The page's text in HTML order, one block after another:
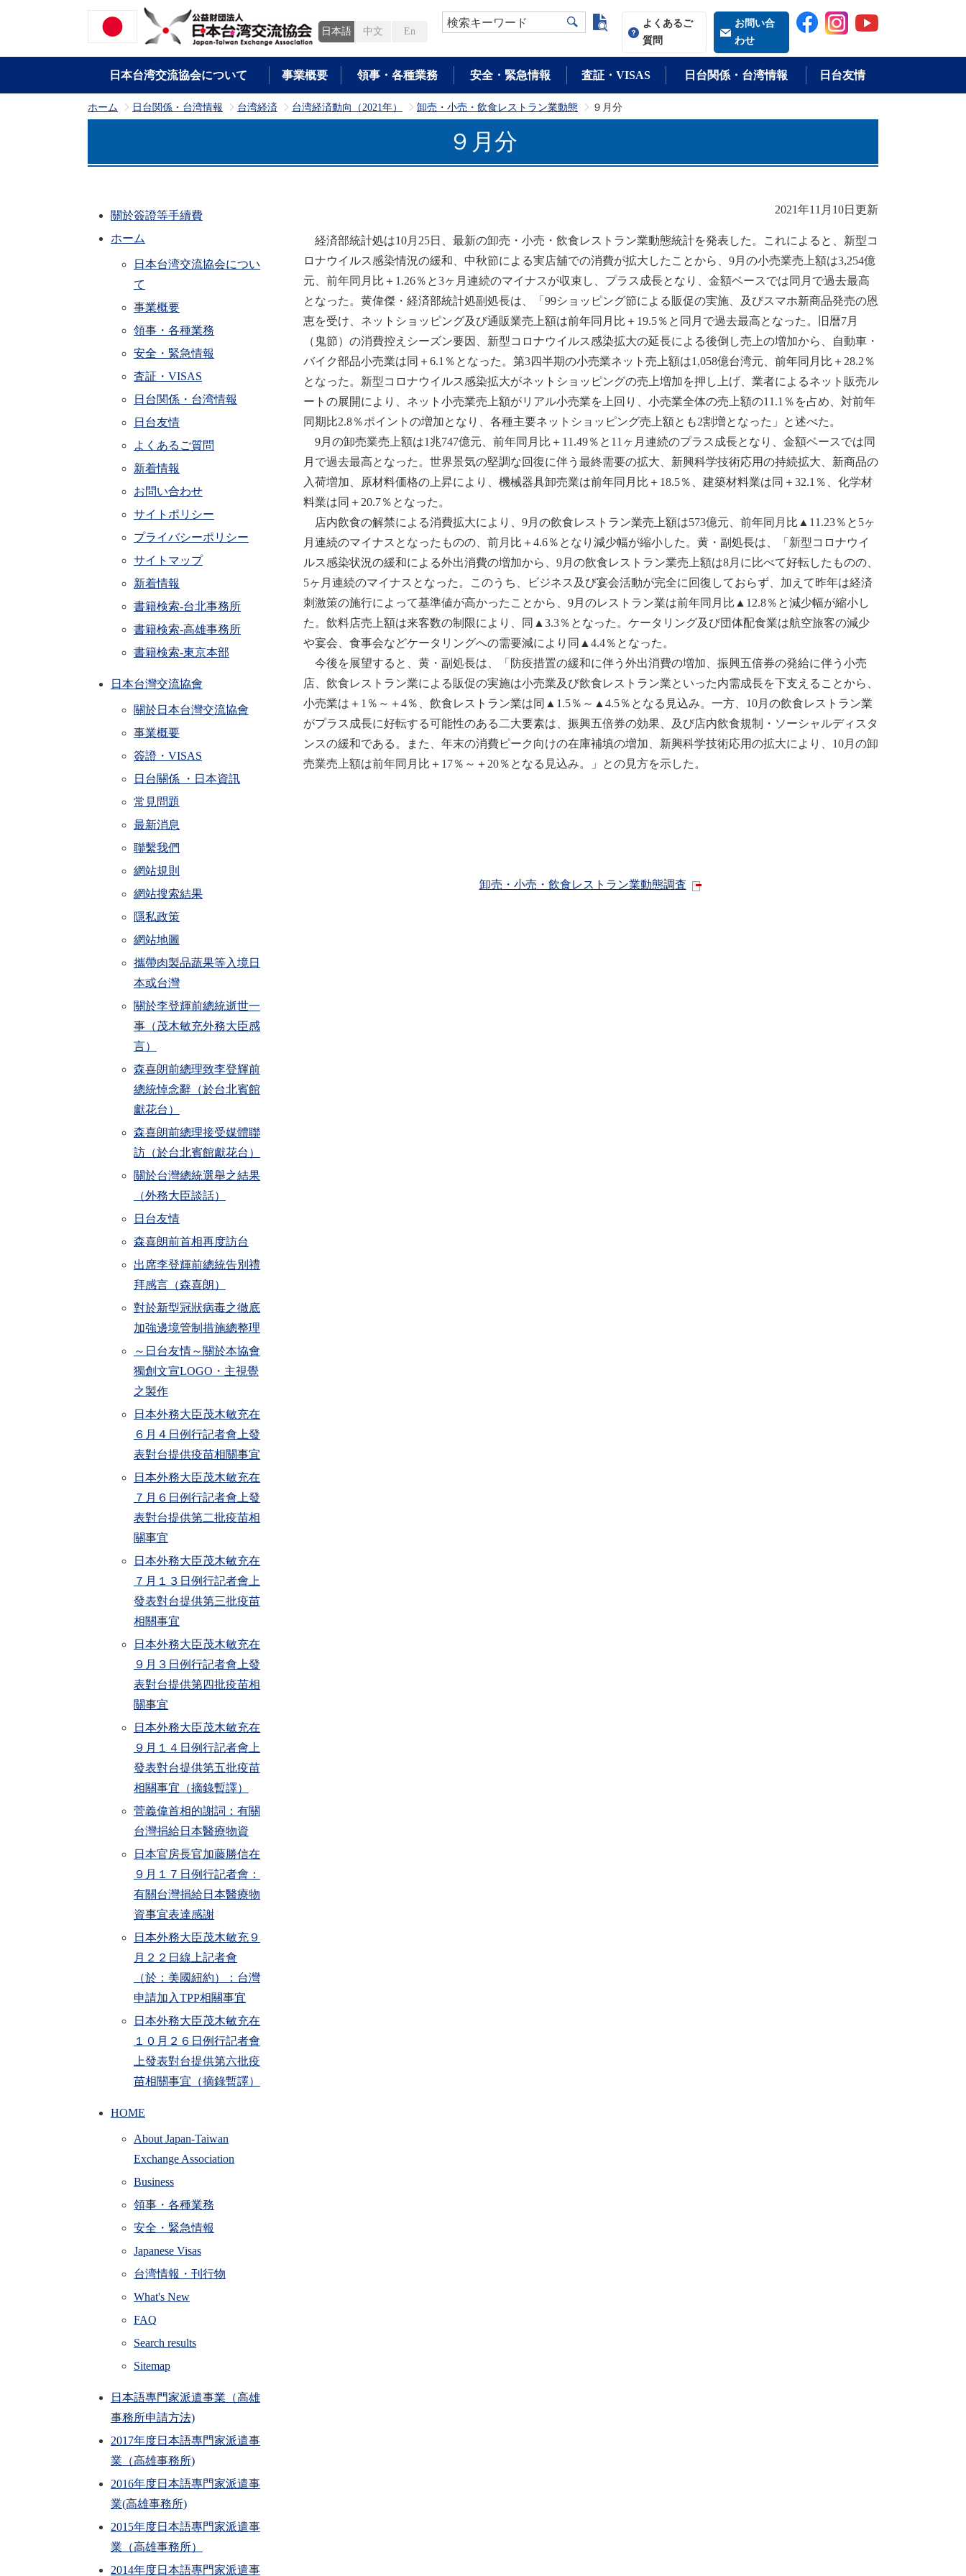
日本語 中文 En
検索キーワード よく検索される語
よくあるご
質問
お問い合
わせ
日本台湾交流協会について 事業概要 領事・各種業務 安全・緊急情報 査証・VISAS 日台関係・台湾情報 日台友情
ホーム >
日台関係・台湾情報 >
台湾経済 >
台湾経済動向（2021年） >
卸売・小売・飲食レストラン業動態 >
９月分
９月分
2021年11月10日更新
経済部統計処は10月25日、最新の卸売・小売・飲食レストラン業動態統計を発表した。これによると、新型コ
ロナウイルス感染情況の緩和、中秋節による実店舖での消費が拡大したことから、9月の小売業売上額は3,254億
元、前年同月比＋1.26％と3ヶ月連続のマイナスが収束し、プラス成長となり、金額ベースでは同月で過去最高
となった。黄偉傑・経済部統計処副処長は、「99ショッピング節による販促の実施、及びスマホ新商品発売の恩
恵を受け、ネットショッピング及び通販業売上額は前年同月比＋19.5％と同月で過去最高となった。旧暦7月
（鬼節）の消費控えシーズン要因、新型コロナウイルス感染拡大の延長による後倒し売上の増加から、自動車・
バイク部品小売業は同＋6.1％となった。第3四半期の小売業ネット売上額は1,058億台湾元、前年同月比＋28.2％
となった。新型コロナウイルス感染拡大がネットショッピングの売上増加を押し上げ、業者によるネット販売ル
ートの展開により、ネット小売業売上額がリアル小売業を上回り、小売業全体の売上額の11.1％を占め、対前年
同期比2.8％ポイントの増加となり、各種主要ネットショッピング売上額とも2割増となった」と述べた。
9月の卸売業売上額は1兆747億元、前年同月比＋11.49％と11ヶ月連続のプラス成長となり、金額ベースでは同
月で過去最高となった。世界景気の堅調な回復に伴う最終需要の拡大、新興科学技術応用の持続拡大、新商品の
入荷増加、原材料価格の上昇により、機械器具卸売業は前年同月比＋18.5％、建築材料業は同＋32.1％、化学材
料業は同＋20.7％となった。
店内飲食の解禁による消費拡大により、9月の飲食レストラン業売上額は573億元、前年同月比▲11.23％と5ヶ
月連続のマイナスとなったものの、前月比＋4.6％となり減少幅が縮小した。黄・副処長は、「新型コロナウイ
ルス感染状況の緩和による外出消費の増加から、9月の飲食レストラン業売上額は8月に比べて好転したものの、
5ヶ月連続のマイナスとなった。このうち、ビジネス及び宴会活動が完全に回復しておらず、加えて昨年は経済
刺激策の施行によって基準値が高かったことから、9月のレストラン業は前年同月比▲12.8％と減少幅が縮小し
た。飲料店売上額は来客数の制限により、同▲3.3％となった。ケータリング及び団体配食業は航空旅客の減少
や宴会、食事会などケータリングへの需要減により同▲4.4％となった。
今後を展望すると、黄・副処長は、「防疫措置の緩和に伴う外出消費の増加、振興五倍券の発給に伴う小売
店、飲食レストラン業による販促の実施は小売業及び飲食レストラン業といった内需成長を下支えることから、
小売業は＋1％～＋4％、飲食レストラン業は同▲1.5％～▲4.5％となる見込み。一方、10月の飲食レストラン業
がプラス成長に好転する可能性のある二大要素は、振興五倍券の効果、及び店内飲食規制・ソーシャルディスタ
ンスの緩和である。また、年末の消費ピーク向けの在庫補填の増加、新興科学技術応用の拡大により、10月の卸
売業売上額は前年同月比＋17％～＋20％となる見込み。」との見方を示した。
卸売・小売・飲食レストラン業動態調査
關於簽證等手續費
ホーム
日本台湾交流協会につい
て
事業概要
領事・各種業務
安全・緊急情報
査証・VISAS
日台関係・台湾情報
日台友情
よくあるご質問
新着情報
お問い合わせ
サイトポリシー
プライバシーポリシー
サイトマップ
新着情報
書籍検索-台北事務所
書籍検索-高雄事務所
書籍検索-東京本部
日本台灣交流協會
關於日本台灣交流協會
事業概要
簽證・VISAS
日台關係 ・日本資訊
常見問題
最新消息
聯繫我們
網站規則
網站搜索結果
隱私政策
網站地圖
攜帶肉製品蔬果等入境日
本或台灣
關於李登輝前總統逝世一
事（茂木敏充外務大臣感
言）
森喜朗前總理致李登輝前
總統悼念辭（於台北賓館
獻花台）
森喜朗前總理接受媒體聯
訪（於台北賓館獻花台）
關於台灣總統選舉之結果
（外務大臣談話）
日台友情
森喜朗前首相再度訪台
出席李登輝前總統告別禮
拜感言（森喜朗）
對於新型冠狀病毒之徹底
加強邊境管制措施總整理
～日台友情～關於本協會
獨創文宣LOGO・主視覺
之製作
日本外務大臣茂木敏充在
６月４日例行記者會上發
表對台提供疫苗相關事宜
日本外務大臣茂木敏充在
７月６日例行記者會上發
表對台提供第二批疫苗相
關事宜
日本外務大臣茂木敏充在
７月１３日例行記者會上
發表對台提供第三批疫苗
相關事宜
日本外務大臣茂木敏充在
９月３日例行記者會上發
表對台提供第四批疫苗相
關事宜
日本外務大臣茂木敏充在
９月１４日例行記者會上
發表對台提供第五批疫苗
相關事宜（摘錄暫譯）
菅義偉首相的謝詞：有關
台灣捐給日本醫療物資
日本官房長官加藤勝信在
９月１７日例行記者會：
有關台灣捐給日本醫療物
資事宜表達感謝
日本外務大臣茂木敏充９
月２２日線上記者會
（於：美國紐約）：台灣
申請加入TPP相關事宜
日本外務大臣茂木敏充在
１０月２６日例行記者會
上發表對台提供第六批疫
苗相關事宜（摘錄暫譯）
HOME
About Japan-Taiwan
Exchange Association
Business
領事・各種業務
安全・緊急情報
Japanese Visas
台湾情報・刊行物
What's New
FAQ
Search results
Sitemap
日本語專門家派遣事業（高雄
事務所申請方法)
2017年度日本語專門家派遣事
業（高雄事務所)
2016年度日本語專門家派遣事
業(高雄事務所)
2015年度日本語專門家派遣事
業（高雄事務所）
2014年度日本語專門家派遣事